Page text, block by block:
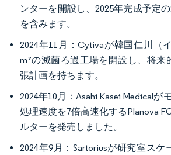
ンターを開設し、2025年完成予定
を含みます。
2024年11月：Cytivaが韓国仁川（
m²の滅菌ろ過工場を開設し、将来
張計画を持ちます。
2024年10月：Asahi Kasei Medicalが
処理速度を7倍高速化するPlanova
ルターを発売しました。
2024年9月：Sartoriusが研究室ス